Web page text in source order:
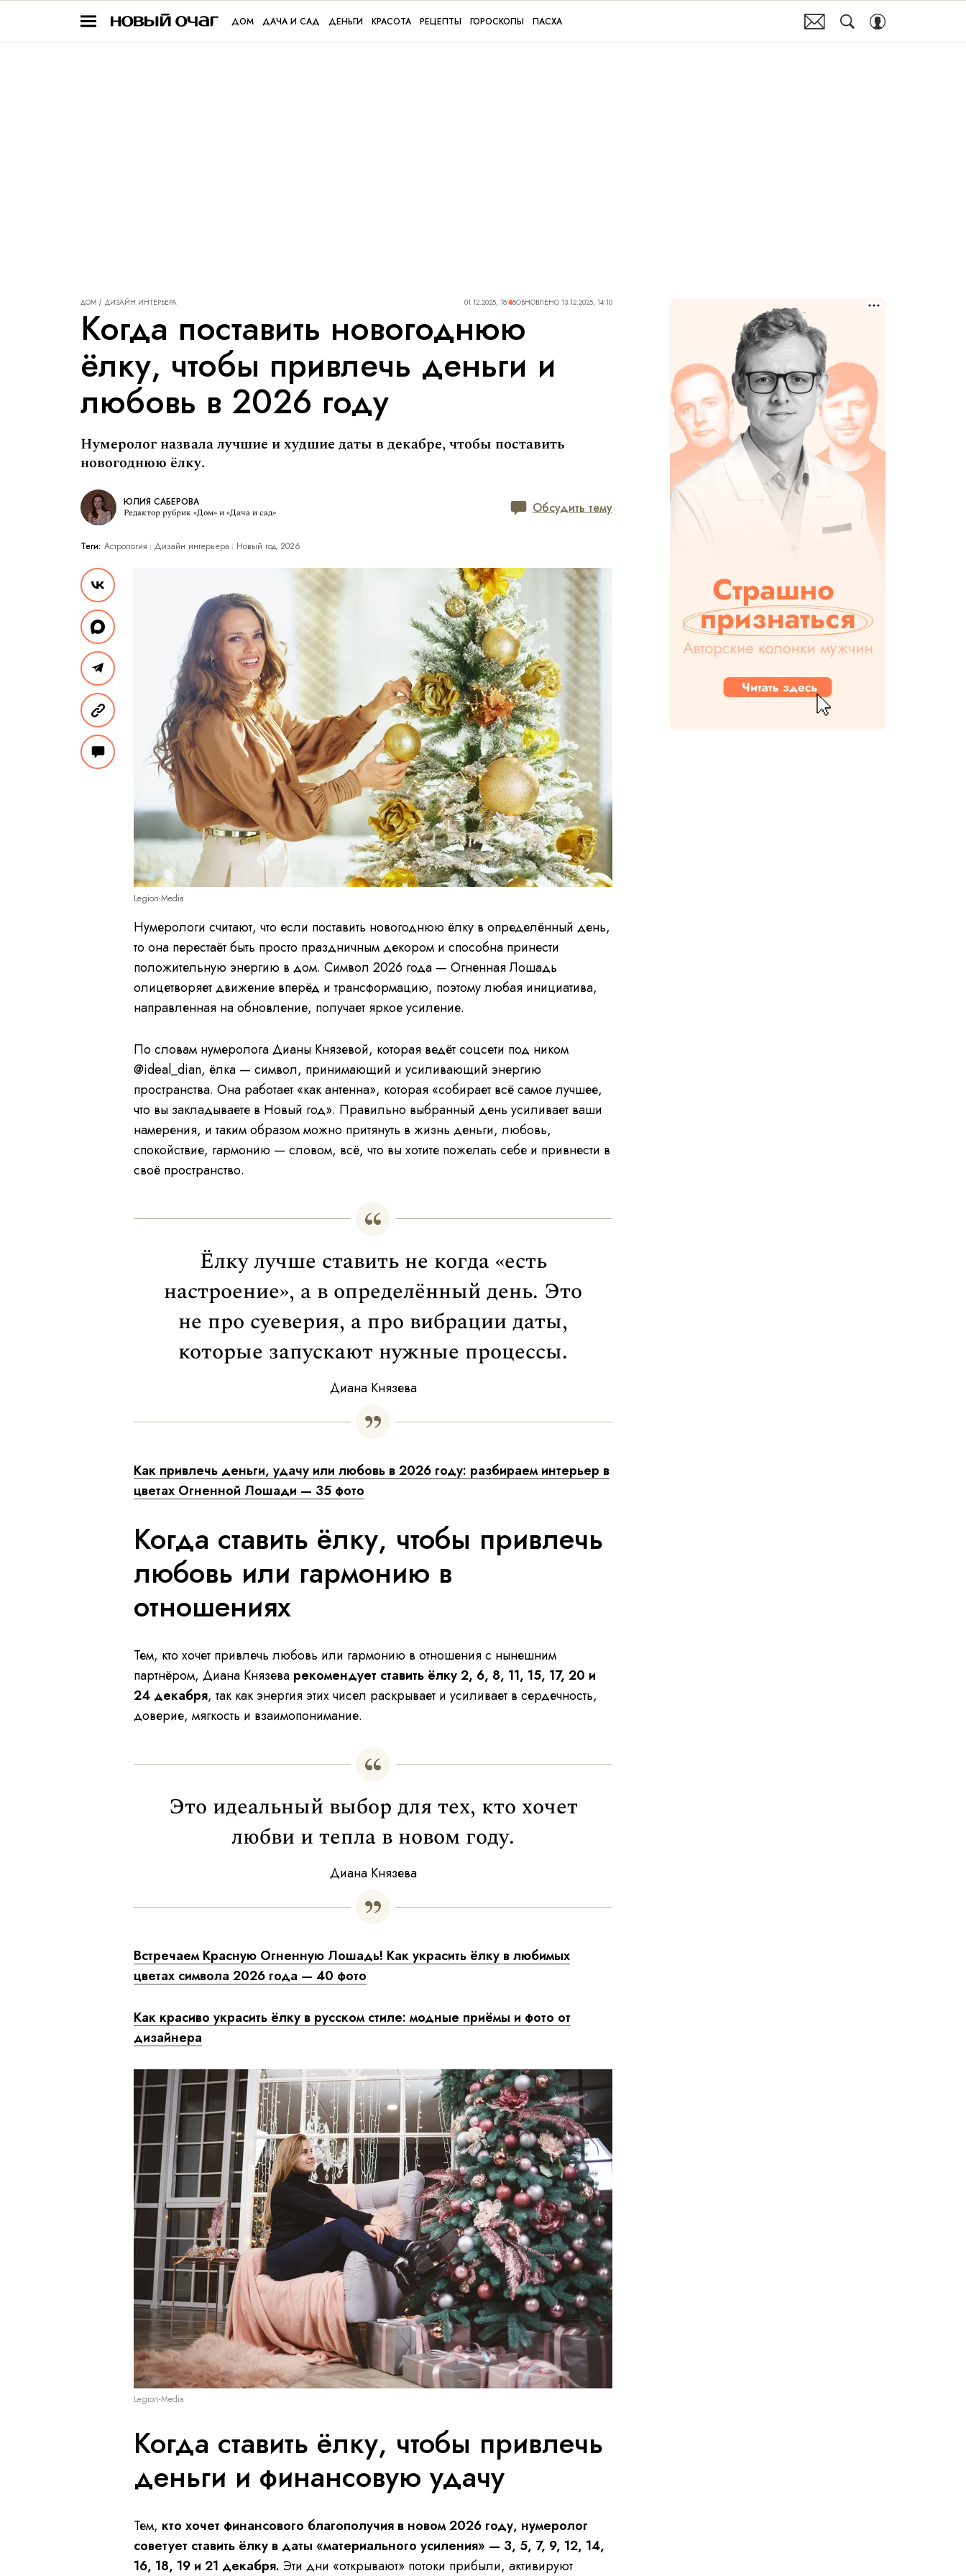
ДОМ ДАЧА И САД ДЕНЬГИ КРАСОТА РЕЦЕПТЫ ГОРОСКОПЫ ПАСХА
ДОМ ДИЗАЙН ИНТЕРЬЕРА 01.12.2025, 18:05ОБНОВЛЕНО 13.12.2025, 14:10
Когда поставить новогоднюю
ёлку, чтобы привлечь деньги и
любовь в 2026 году
Нумеролог назвала лучшие и худшие даты в декабре, чтобы поставить
новогоднюю ёлку.
ЮЛИЯ САБЕРОВА
Редактор рубрик «Дом» и «Дача и сад» Обсудить тему
Теги: Астрология Дизайн интерьера Новый год 2026
Legion-Media
Нумерологи считают, что если поставить новогоднюю ёлку в определённый день,
то она перестаёт быть просто праздничным декором и способна принести
положительную энергию в дом. Символ 2026 года — Огненная Лошадь
олицетворяет движение вперёд и трансформацию, поэтому любая инициатива,
направленная на обновление, получает яркое усиление.
По словам нумеролога Дианы Князевой, которая ведёт соцсети под ником
@ideal_dian, ёлка — символ, принимающий и усиливающий энергию
пространства. Она работает «как антенна», которая «собирает всё самое лучшее,
что вы закладываете в Новый год». Правильно выбранный день усиливает ваши
намерения, и таким образом можно притянуть в жизнь деньги, любовь,
спокойствие, гармонию — словом, всё, что вы хотите пожелать себе и привнести в
своё пространство.
Ёлку лучше ставить не когда «есть
настроение», а в определённый день. Это
не про суеверия, а про вибрации даты,
которые запускают нужные процессы.
Диана Князева
Как привлечь деньги, удачу или любовь в 2026 году: разбираем интерьер в
цветах Огненной Лошади — 35 фото
Когда ставить ёлку, чтобы привлечь
любовь или гармонию в
отношениях
Тем, кто хочет привлечь любовь или гармонию в отношения с нынешним
партнёром, Диана Князева рекомендует ставить ёлку 2, 6, 8, 11, 15, 17, 20 и
24 декабря, так как энергия этих чисел раскрывает и усиливает в сердечность,
доверие, мягкость и взаимопонимание.
Это идеальный выбор для тех, кто хочет
любви и тепла в новом году.
Диана Князева
Встречаем Красную Огненную Лошадь! Как украсить ёлку в любимых
цветах символа 2026 года — 40 фото
Как красиво украсить ёлку в русском стиле: модные приёмы и фото от
дизайнера
Legion-Media
Когда ставить ёлку, чтобы привлечь
деньги и финансовую удачу
Тем, кто хочет финансового благополучия в новом 2026 году, нумеролог
советует ставить ёлку в даты «материального усиления» — 3, 5, 7, 9, 12, 14,
16, 18, 19 и 21 декабря. Эти дни «открывают» потоки прибыли, активируют